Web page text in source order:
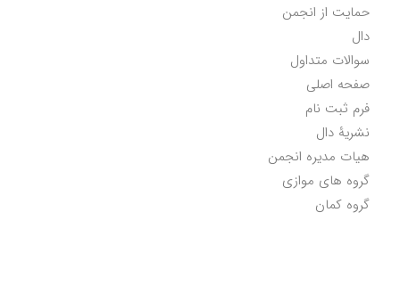
حمایت از انجمن
دال
سوالات متداول
صفحه اصلی
فرم ثبت نام
نشریۀ دال
هیات مدیره انجمن
گروه های موازی
گروه کمان